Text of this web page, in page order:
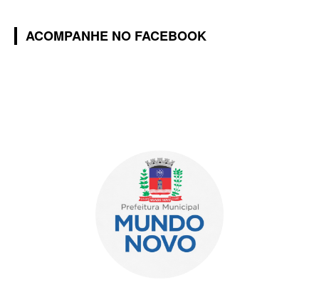
ACOMPANHE NO FACEBOOK